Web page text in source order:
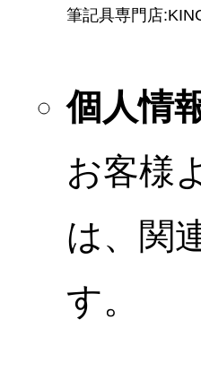
筆記具専門店
個人情
お客様
は、関
す。